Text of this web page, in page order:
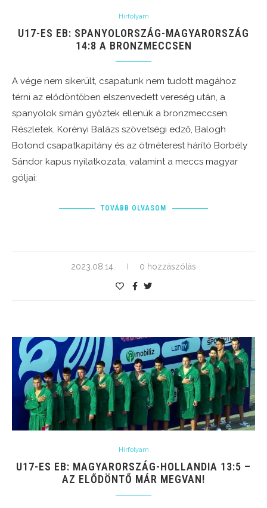
Hírfolyam
U17-ES EB: SPANYOLORSZÁG-MAGYARORSZÁG
14:8 A BRONZMECCSEN
A vége nem sikerült, csapatunk nem tudott magához
térni az elődöntőben elszenvedett vereség után, a
spanyolok simán győztek ellenük a bronzmeccsen.
Részletek, Korényi Balázs szövetségi edző, Balogh
Botond csapatkapitány és az ötméterest hárító Borbély
Sándor kapus nyilatkozata, valamint a meccs magyar
góljai:
TOVÁBB OLVASOM
2023.08.14. 0 hozzászólás
Hírfolyam
U17-ES EB: MAGYARORSZÁG-HOLLANDIA 13:5 –
AZ ELŐDÖNTŐ MÁR MEGVAN!